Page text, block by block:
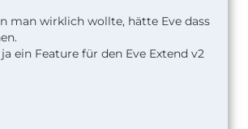
man wirklich wollte, hätte Eve dass
ein Feature für den Eve Extend v2